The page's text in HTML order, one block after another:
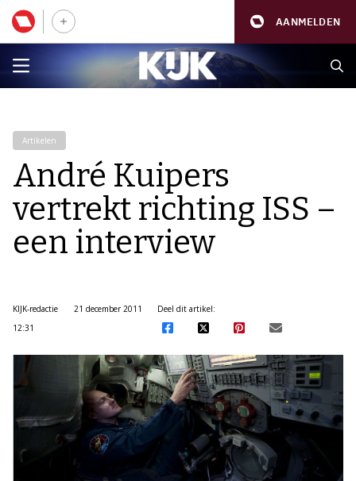
AANMELDEN
Artikelen
André Kuipers
vertrekt richting ISS –
een interview
KIJK-redactie
21 december 2011
12:31
Deel dit artikel: